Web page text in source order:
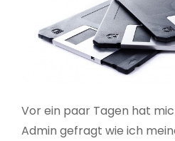
Vor ein paar Tagen hat
Admin gefragt wie ich